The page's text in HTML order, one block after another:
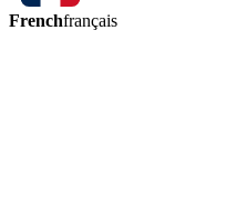
Frenchfrançais